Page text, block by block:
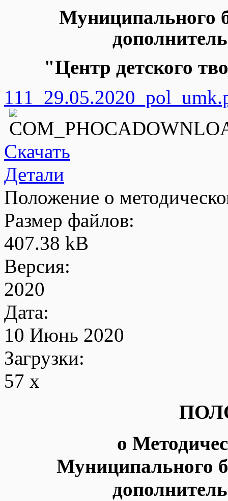
Муниципального
"Центр детского
Скачать
Детали
Положение о
Размер файлов:
407.38 kB
Версия:
2020
Дата:
10 Июнь 2020
Загрузки:
57 x
о
Муниципального